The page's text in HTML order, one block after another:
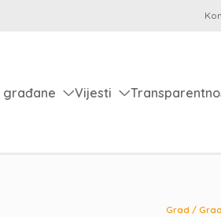
građane Vijesti
Grad /